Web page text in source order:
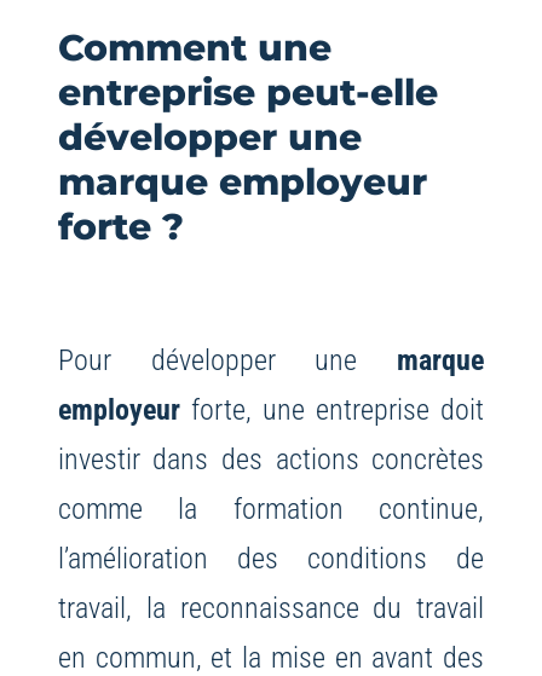
Comment une
entreprise peut-elle
développer une
marque employeur
forte ?
Pour développer une marque
employeurforte, une entreprise doit
investir dans des actions concrètes
comme la formation continue,
l’amélioration des conditions de
travail, la reconnaissance du travail
en commun, et la mise en avant des